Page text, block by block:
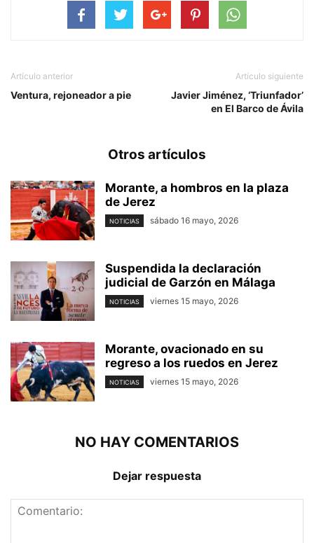
Artículo anterior
Ventura, rejoneador a pie
Artículo siguiente
Javier Jiménez, ‘Triunfador’
en El Barco de Ávila
Otros artículos
Morante, a hombros en la plaza
de Jerez
NOTICIAS sábado 16 mayo, 2026
Suspendida la declaración
judicial de Garzón en Málaga
NOTICIAS viernes 15 mayo, 2026
Morante, ovacionado en su
regreso a los ruedos en Jerez
NOTICIAS viernes 15 mayo, 2026
NO HAY COMENTARIOS
Dejar respuesta